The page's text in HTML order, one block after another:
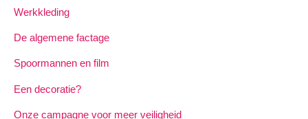
Werkkleding
De algemene factage
Spoormannen en film
Een decoratie?
Onze campagne voor meer veiligheid